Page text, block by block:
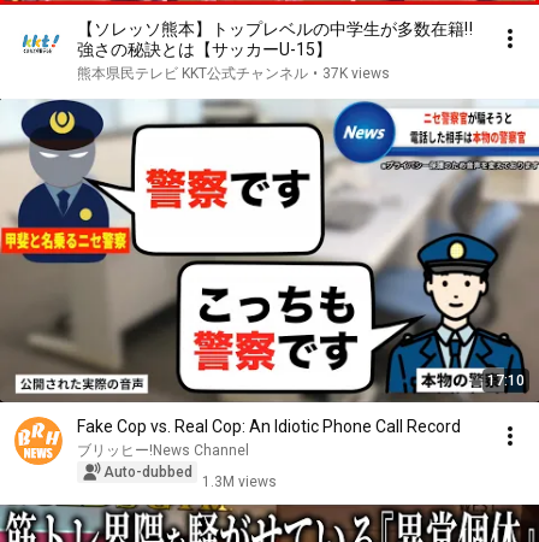
【ソレッソ熊本】トップレベルの中学生が多数在籍‼
強さの秘訣とは【サッカーU-15】
熊本県民テレビ KKT公式チャンネル • 37K views
17:10
Fake Cop vs. Real Cop: An Idiotic Phone Call Record
ブリッヒー!News Channel
Auto-dubbed
1.3M views